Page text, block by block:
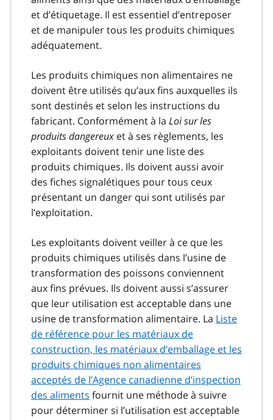
et d’étiquetage. Il est essentiel d’entreposer
et de manipuler tous les produits chimiques
adéquatement.
Les produits chimiques non alimentaires ne
doivent être utilisés qu’aux fins auxquelles ils
sont destinés et selon les instructions du
fabricant. Conformément à la Loi sur les
produits dangereux et à ses règlements, les
exploitants doivent tenir une liste des
produits chimiques. Ils doivent aussi avoir
des fiches signalétiques pour tous ceux
présentant un danger qui sont utilisés par
l’exploitation.
Les exploitants doivent veiller à ce que les
produits chimiques utilisés dans l’usine de
transformation des poissons conviennent
aux fins prévues. Ils doivent aussi s’assurer
que leur utilisation est acceptable dans une
usine de transformation alimentaire. La Liste
de référence pour les matériaux de
construction, les matériaux d’emballage et les
produits chimiques non alimentaires
acceptés de l’Agence canadienne d’inspection
des aliments fournit une méthode à suivre
pour déterminer si l’utilisation est acceptable